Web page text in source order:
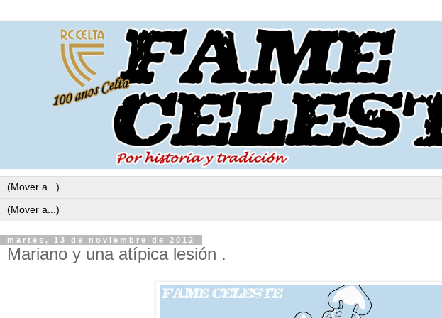
martes, 13 de noviembre de 2012
Mariano y una atípica lesión .